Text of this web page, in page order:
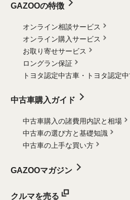
GAZOOの特徴
オンライン相談サービス
オンライン購入サービス
お取り寄せサービス
ロングラン保証
トヨタ認定中古車・
トヨタ認定
中古車購入ガイド
中古車購入の諸費用内訳と相場
中古車の選び方と基礎知識
中古車の上手な買い方
GAZOOマガジン
クルマを売る